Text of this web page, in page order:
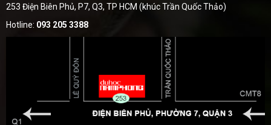
253 Điện Biên Phủ, P7, Q3, TP HCM (khúc Trần Quốc Thảo)
Hotline: 093 205 3388